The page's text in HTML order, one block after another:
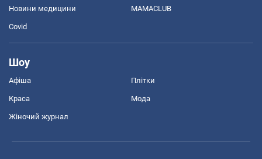
Новини медицини MAMACLUB
Covid
Шоу
Афіша Плітки
Краса Мода
Жіночий журнал